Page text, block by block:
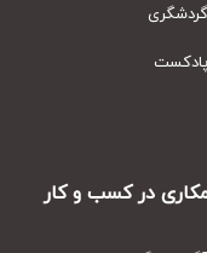
در کسب و کار